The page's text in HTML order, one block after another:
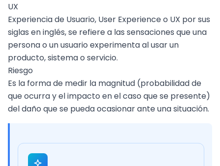
UX
Experiencia de Usuario, User Experience o UX por sus
siglas en inglés, se refiere a las sensaciones que una
persona o un usuario experimenta al usar un
producto, sistema o servicio.
Riesgo
Es la forma de medir la magnitud (probabilidad de
que ocurra y el impacto en el caso que se presente)
del daño que se pueda ocasionar ante una situación.